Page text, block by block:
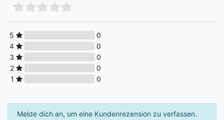
5
0
4
0
3
0
2
0
1
0
Melde dich an, um eine Kundenrezension zu verfassen.